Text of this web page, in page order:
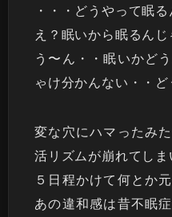
・・・どうやって眠
え？眠いから眠るんじ
う〜ん・・眠いかど
ゃけ分かんない・・
変な穴にハマったみ
活リズムが崩れてしま
５日程かけて何とか
あの違和感は昔不眠